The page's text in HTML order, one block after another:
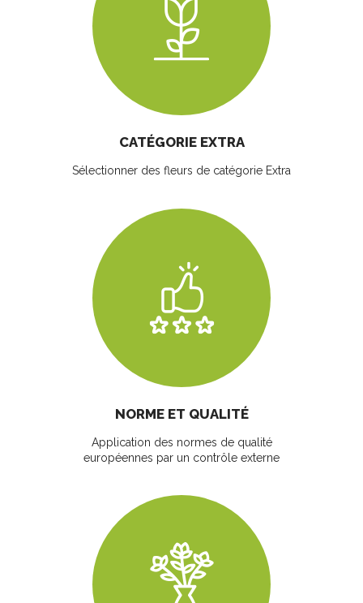
CATÉGORIE EXTRA
Sélectionner des fleurs de catégorie Extra
NORME ET QUALITÉ
Application des normes de qualité
européennes par un contrôle externe